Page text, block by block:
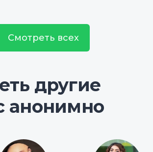
Смотреть всех
другие
анонимно